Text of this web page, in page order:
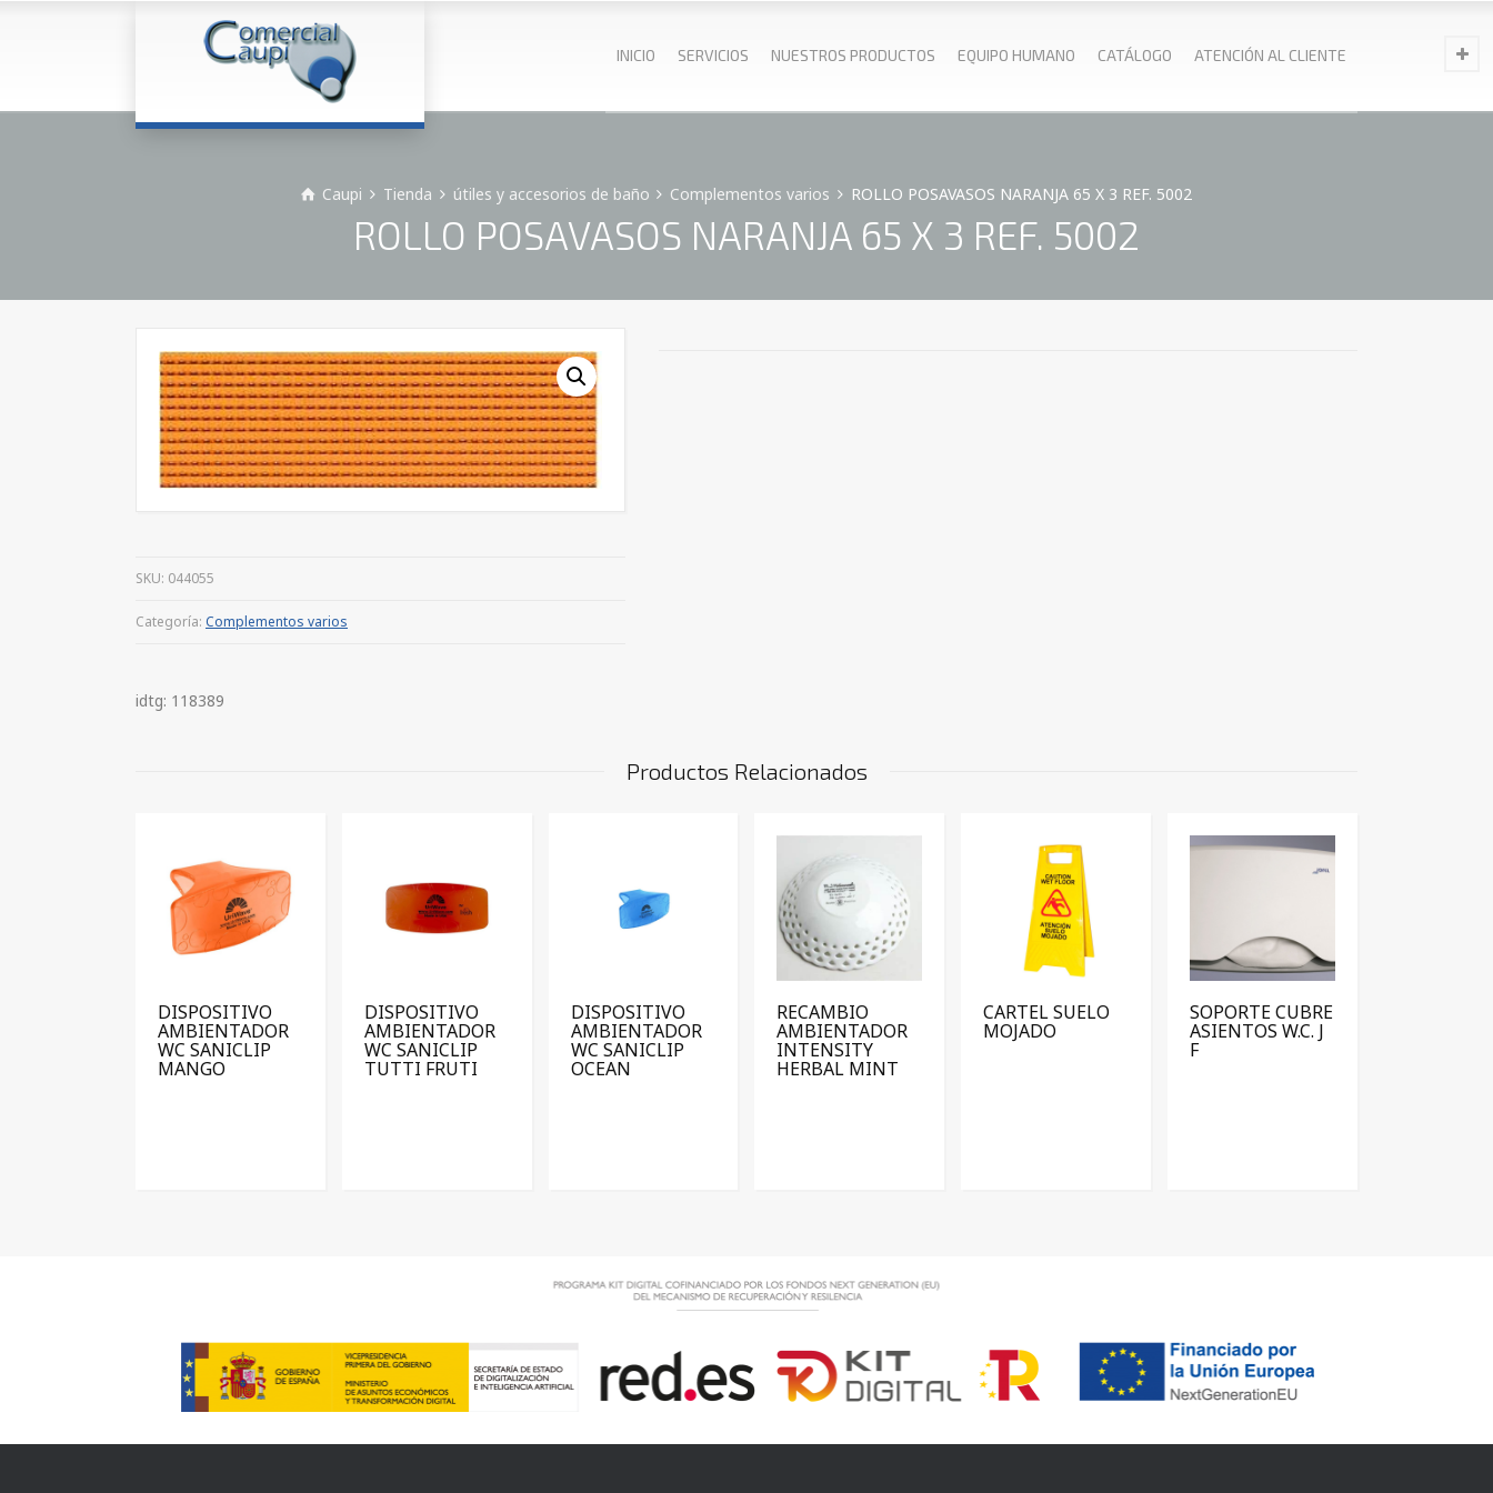
INICIO SERVICIOS NUESTROS PRODUCTOS EQUIPO HUMANO CATÁLOGO ATENCIÓN AL CLIENTE
Caupi Tienda útiles y accesorios de baño Complementos varios ROLLO POSAVASOS NARANJA 65 X 3 REF. 5002
ROLLO POSAVASOS NARANJA 65 X 3 REF. 5002
SKU: 044055
Categoría: Complementos varios
idtg: 118389
Productos Relacionados
DISPOSITIVO
AMBIENTADOR
WC SANICLIP
MANGO
DISPOSITIVO
AMBIENTADOR
WC SANICLIP
TUTTI FRUTI
DISPOSITIVO
AMBIENTADOR
WC SANICLIP
OCEAN
RECAMBIO
AMBIENTADOR
INTENSITY
HERBAL MINT
CARTEL SUELO
MOJADO
SOPORTE CUBRE
ASIENTOS W.C. J
F